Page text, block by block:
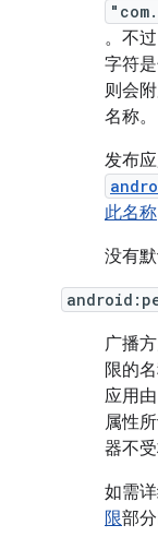
。不
字符
则会
名称。
发布
此名称
没有
广播
限的
应用由
属性
器不受
如需
限部